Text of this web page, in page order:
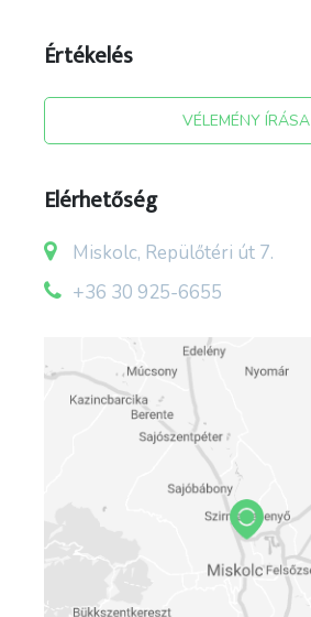
forrás: lhmc.hu
Értékelés
VÉLEMÉNY ÍRÁSA
Elérhetőség
Miskolc, Repülőtéri út 7.
+36 30 925-6655